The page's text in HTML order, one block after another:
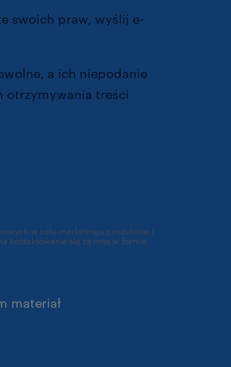
swoich praw, wyślij e-
a ich niepodanie
otrzymywania treści
w celu marketingu produktów i